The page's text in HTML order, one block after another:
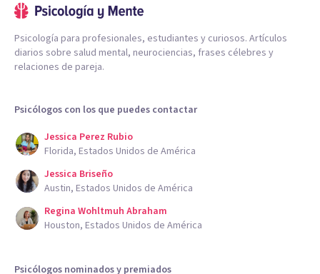
Psicología para profesionales, estudiantes y curiosos. Artículos
diarios sobre salud mental, neurociencias, frases célebres y
relaciones de pareja.
Psicólogos con los que puedes contactar
Jessica Perez Rubio
Florida, Estados Unidos de América
Jessica Briseño
Austin, Estados Unidos de América
Regina Wohltmuh Abraham
Houston, Estados Unidos de América
Psicólogos nominados y premiados